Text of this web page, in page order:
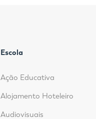
Escola
Ação Educativa
Alojamento Hoteleiro
Audiovisuais